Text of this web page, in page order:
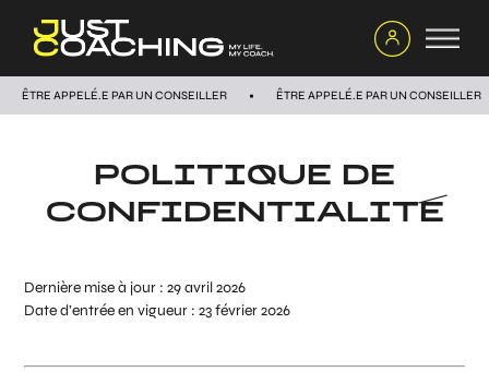
ÊTRE APPELÉ.E PAR UN CONSEILLER ÊTRE APPELÉ.E PAR UN CONSEILLER
POLITIQUE DE
CONFIDENTIALITÉ
Dernière mise à jour : 29 avril 2026
Date d’entrée en vigueur : 23 février 2026